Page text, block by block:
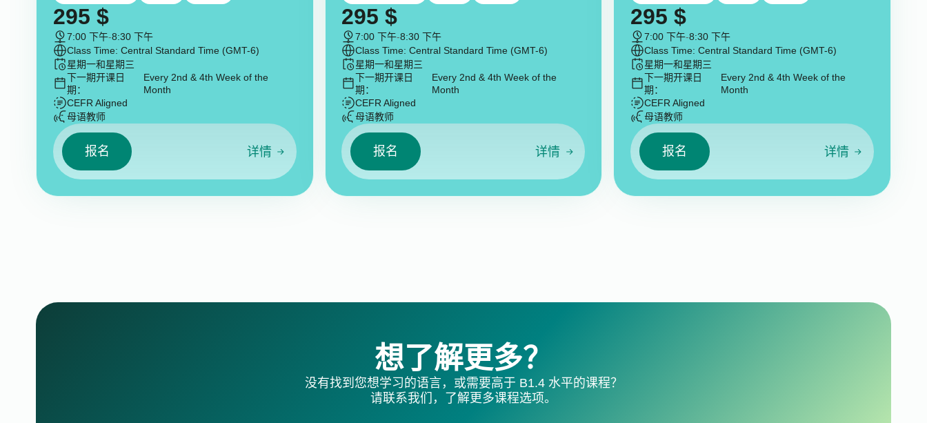
295 $
7:00 下午-8:30 下午
Class Time: Central Standard Time (GMT-6)
星期一和星期三
下一期开课日
期：
Every 2nd & 4th Week of the
Month
CEFR Aligned
母语教师
报名 详情
295$
7:00 下午-8:30 下午
Class Time: Central Standard Time (GMT-6)
星期一和星期三
下一期开课日
期：
Every 2nd & 4th Week of the
Month
CEFR Aligned
母语教师
报名 详情
295$
7:00 下午-8:30 下午
Class Time: Central Standard Time (GMT-6)
星期一和星期三
下一期开课日
期：
Every 2nd & 4th Week of the
Month
CEFR Aligned
母语教师
报名 详情
想了解更多？
没有找到您想学习的语言，或需要高于 B1.4 水平的课程？
请联系我们，了解更多课程选项。